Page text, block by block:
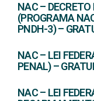
NAC –
(PROGRAMA
PNDH-3) –
NAC – LEI
PENAL) –
NAC – LEI